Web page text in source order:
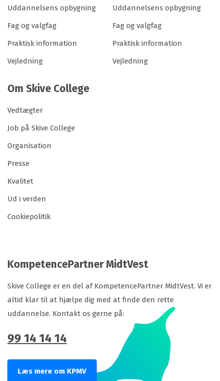
Uddannelsens opbygning
Fag og valgfag
Praktisk information
Vejledning
Uddannelsens opbygning
Fag og valgfag
Praktisk information
Vejledning
Om Skive College
Vedtægter
Job på Skive College
Organisation
Presse
Kvalitet
Ud i verden
Cookiepolitik
KompetencePartner MidtVest
Skive College er en del af KompetencePartner MidtVest. Vi er
altid klar til at hjælpe dig med at finde den rette
uddannelse. Kontakt os gerne på:
99 14 14 14
Læs mere om KPMV